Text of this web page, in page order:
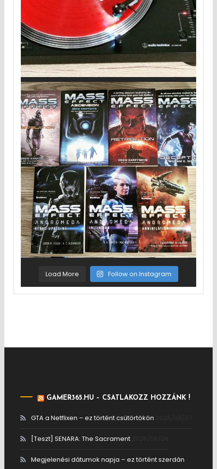
Load More Follow on Instagram
GAMER365.HU – CSATLAKOZZ HOZZÁNK !
GTA a Netflixen – ez történt csütörtökön
[Teszt] SENARA: The Sacrament
Megjelenési dátumok napja – ez történt szerdán